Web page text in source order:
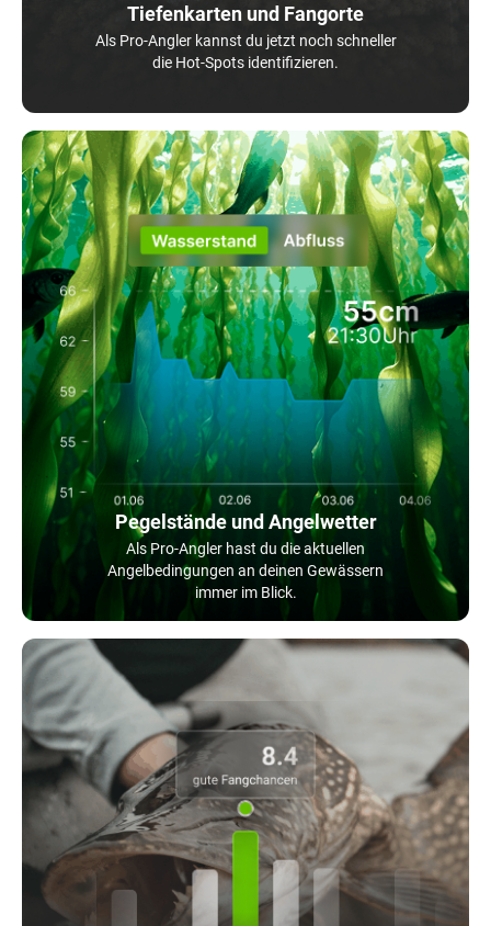
Tiefenkarten und Fangorte
Als Pro-Angler kannst du jetzt noch schneller
die Hot-Spots identifizieren.
Pegelstände und Angelwetter
Als Pro-Angler hast du die aktuellen
Angelbedingungen an deinen Gewässern
immer im Blick.